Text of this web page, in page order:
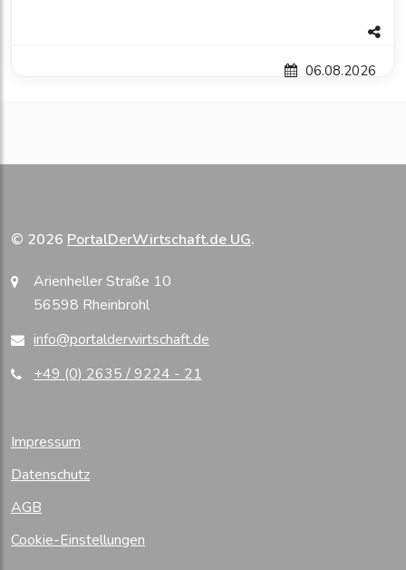
06.08.2026
© 2026 PortalDerWirtschaft.de UG.
Arienheller Straße 10
56598 Rheinbrohl
info@portalderwirtschaft.de
+49 (0) 2635 / 9224 - 21
Impressum
Datenschutz
AGB
Cookie-Einstellungen